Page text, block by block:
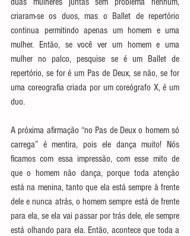
criaram-se os duos, mas o Ballet de repertório
continua permitindo apenas um homem e uma
mulher. Então, se você ver um homem e uma
mulher no palco, pesquise se é um Ballet de
repertório, se for é um Pas de Deux, se não, se for
uma coreografia criada por um coreógrafo X, é um
duo.
A próxima afirmação “no Pas de Deux o homem só
carrega” é mentira, pois ele dança muito! Nós
ficamos com essa impressão, com esse mito de
que o homem não dança, porque toda atenção
está na menina, tanto que ela está sempre à frente
dele e nunca atrás, o homem sempre está de frente
para ela, se ela vai passar por trás dele, ele sempre
está olhando para ela. Então, acontece que toda a